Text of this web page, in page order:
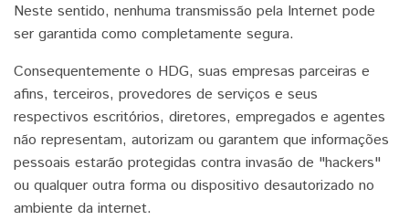
Neste sentido, nenhuma transmissão pela Internet pode
ser garantida como completamente segura.
Consequentemente o HDG, suas empresas parceiras e
afins, terceiros, provedores de serviços e seus
respectivos escritórios, diretores, empregados e agentes
não representam, autorizam ou garantem que informações
pessoais estarão protegidas contra invasão de "hackers"
ou qualquer outra forma ou dispositivo desautorizado no
ambiente da internet.